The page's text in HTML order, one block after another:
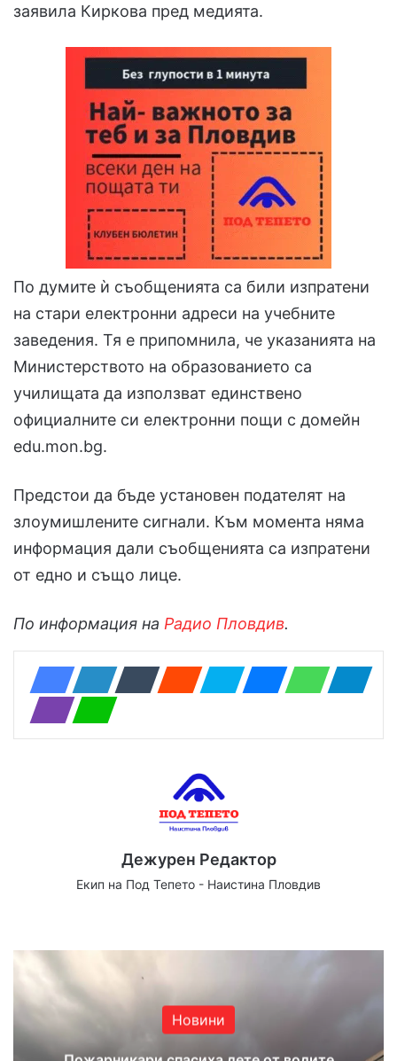
заявила Киркова пред медията.
По думите ѝ съобщенията са били изпратени
на стари електронни адреси на учебните
заведения. Тя е припомнила, че указанията на
Министерството на образованието са
училищата да използват единствено
официалните си електронни пощи с домейн
edu.mon.bg.
Предстои да бъде установен подателят на
злоумишлените сигнали. Към момента няма
информация дали съобщенията са изпратени
от едно и също лице.
По информация на Радио Пловдив.
Дежурен Редактор
Екип на Под Тепето - Наистина Пловдив
Новини